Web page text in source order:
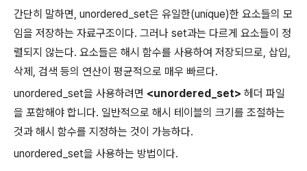
간단히 말하면, unordered_set은 유일한(unique)한 요소들의 모
임을 저장하는 자료구조이다. 그러나 set과는 다르게 요소들이 정
렬되지 않는다. 요소들은 해시 함수를 사용하여 저장되므로, 삽입,
삭제, 검색 등의 연산이 평균적으로 매우 빠르다.
unordered_set을 사용하려면 <unordered_set> 헤더 파일
을 포함해야 합니다. 일반적으로 해시 테이블의 크기를 조절하는
것과 해시 함수를 지정하는 것이 가능하다.
unordered_set을 사용하는 방법이다.